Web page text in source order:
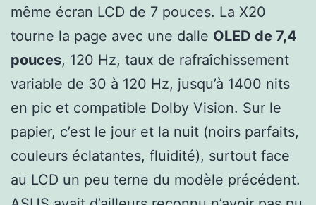
même écran LCD de 7 pouces. La X20
tourne la page avec une dalle OLED de 7,4
pouces, 120 Hz, taux de rafraîchissement
variable de 30 à 120 Hz, jusqu’à 1400 nits
en pic et compatible Dolby Vision. Sur le
papier, c’est le jour et la nuit (noirs parfaits,
couleurs éclatantes, fluidité), surtout face
au LCD un peu terne du modèle précédent.